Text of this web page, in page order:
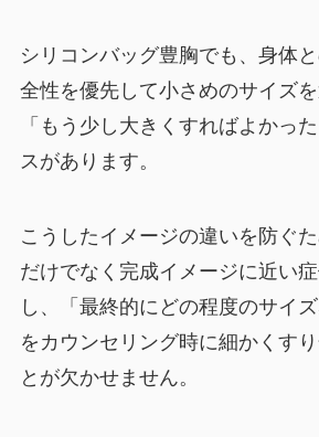
シリコンバッグ豊胸でも、身体
全性を優先して小さめのサイズを
「もう少し大きくすればよかっ
スがあります。
こうしたイメージの違いを防ぐ
だけでなく完成イメージに近い
し、「最終的にどの程度のサイズ
をカウンセリング時に細かくす
とが欠かせません。